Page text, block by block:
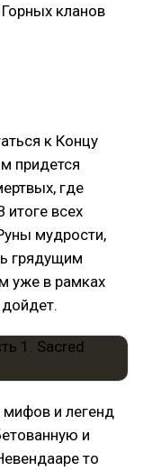
кланов
к Концу
придется
где
итоге всех
мудрости,
грядущим
уже в рамках
мифов и легенд
и
то